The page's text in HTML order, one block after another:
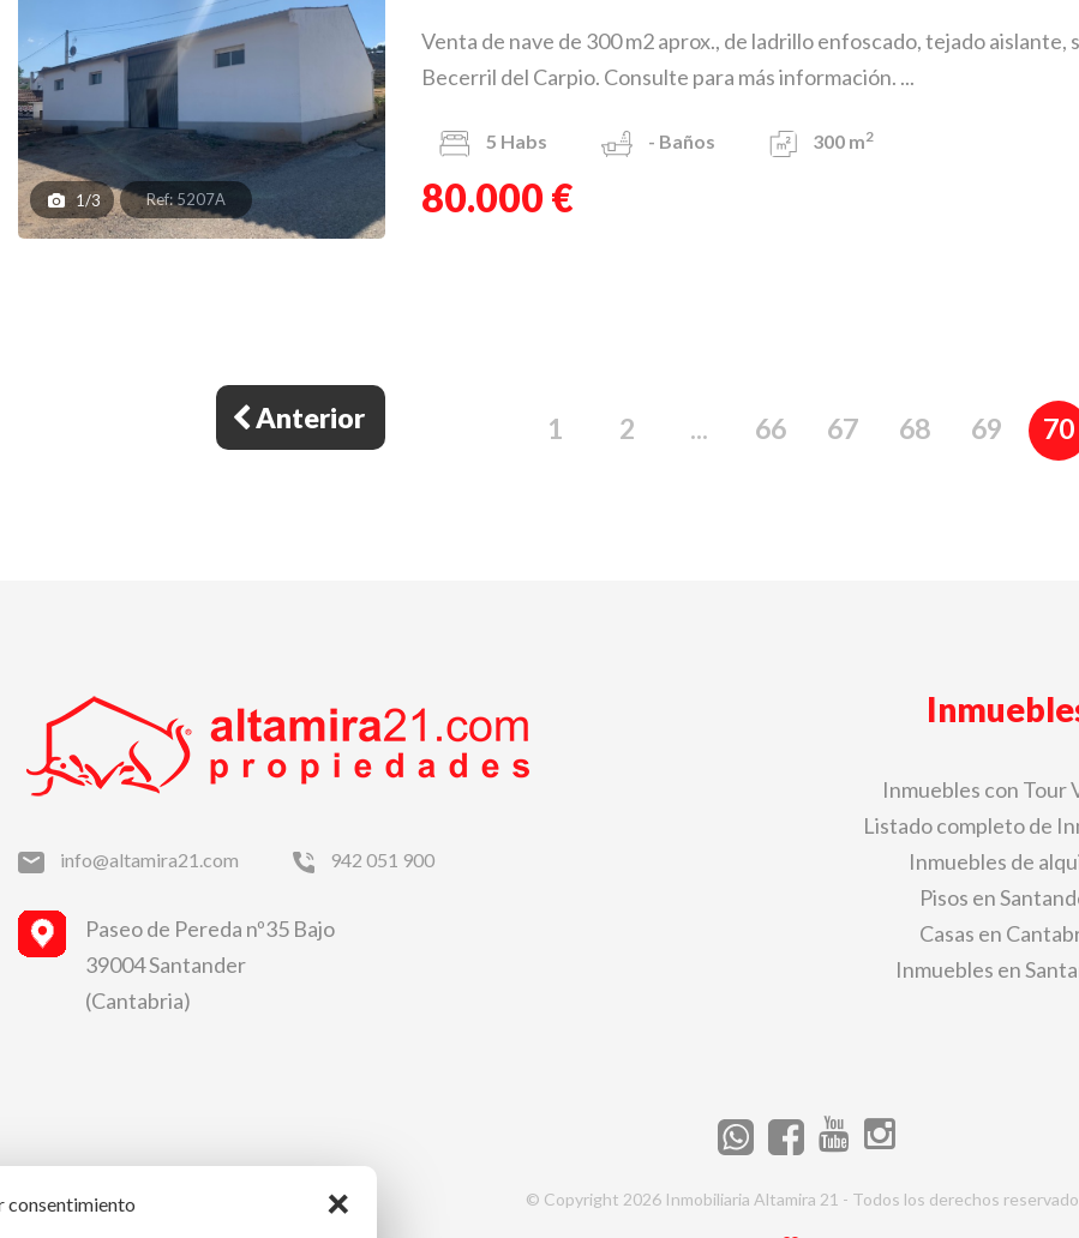
1/3 Ref: 5207A
Venta de nave de 300 m2 aprox., de ladrillo enfoscado, tejado
Becerril del Carpio. Consulte para más información. ...
5 Habs - Baños 300 m2
80.000 €
Anterior 1 2 ... 66 67 68 69 70
info@altamira21.com 942 051 900
Paseo de Pereda nº35 Bajo
39004 Santander
(Cantabria)
Inmuebles con Tour
Listado completo de
Inmuebles de
Pisos en
Casas en
Inmuebles en
© Copyright 2026 Inmobiliaria Altamira 21 - Todos los derechos
×
consentimiento